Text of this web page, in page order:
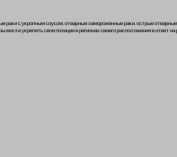
с укропным соусом, отварные замороженные раки, острые
укрепить свои позиции в регионах своего расположения в